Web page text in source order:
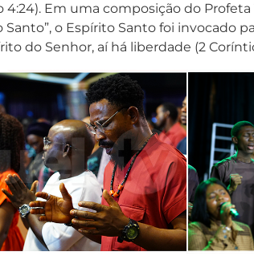
Em uma composição do
Santo”, o Espírito Santo foi
do Senhor, aí há liberdade (2